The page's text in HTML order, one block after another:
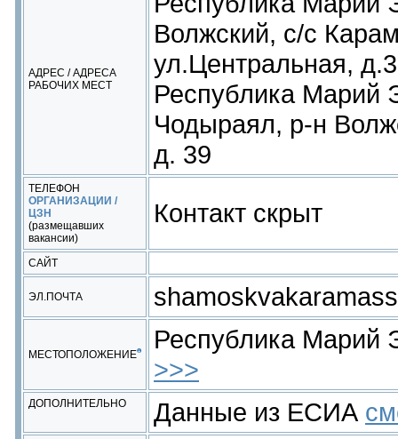
АДРЕС / АДРЕСА
РАБОЧИХ МЕСТ
Волжский, с/с
ул.Центральная,
Республика Марий
Чодыраял, р-н
д. 39
ТЕЛЕФОН
ОРГАНИЗАЦИИ /
ЦЗН
(размещавших
вакансии)
Контакт скрыт
САЙТ
ЭЛ.ПОЧТА
МЕСТОПОЛОЖЕНИЕ
Республика Марий
>>>
ДОПОЛНИТЕЛЬНО Данные из ЕСИА